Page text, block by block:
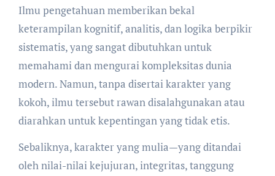
Ilmu pengetahuan memberikan bekal
keterampilan kognitif, analitis, dan logika berpikir
sistematis, yang sangat dibutuhkan untuk
memahami dan mengurai kompleksitas dunia
modern. Namun, tanpa disertai karakter yang
kokoh, ilmu tersebut rawan disalahgunakan atau
diarahkan untuk kepentingan yang tidak etis.
Sebaliknya, karakter yang mulia—yang ditandai
oleh nilai-nilai kejujuran, integritas, tanggung